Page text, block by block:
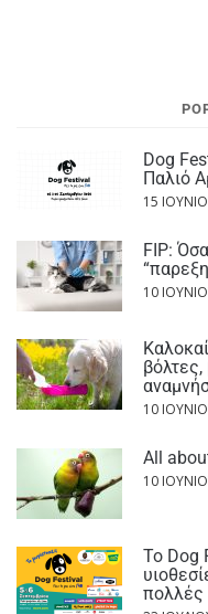
Dog
Παλιό
15
FIP:
10
10
All
10
Το Dog
πολλές